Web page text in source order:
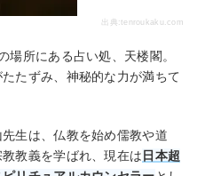
出典:tenroukaku.com
場所にある占い処、天楼閣。
たずみ、神秘的な力が満ちて
生は、仏教を始め儒教や道
教義を学ばれ、現在は 日本超